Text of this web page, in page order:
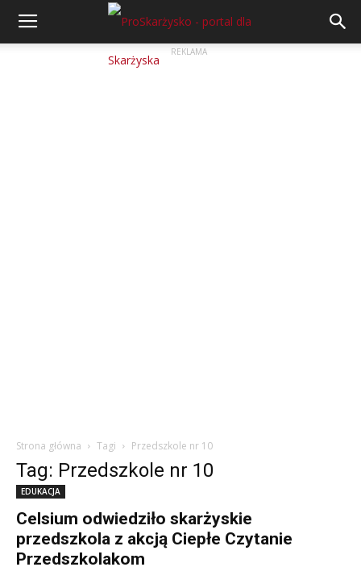
REKLAMA
Strona główna Tagi Przedszkole nr 10
Tag: Przedszkole nr 10
EDUKACJA
Celsium odwiedziło skarżyskie
przedszkola z akcją Ciepłe Czytanie
Przedszkolakom